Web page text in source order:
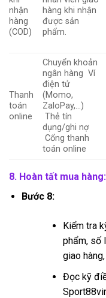
nhận
hàng
(COD)
hàng khi nhận
được sản
phẩm.
Thanh
toán
online
Chuyển khoản
ngân hàng Ví
điện tử
(Momo,
ZaloPay,…)
Thẻ tín
dụng/ghi nợ
Cổng thanh
toán online
8. Hoàn tất mua hàng:
Bước 8:
Kiểm tra
phẩm, số
giao
Đọc kỹ